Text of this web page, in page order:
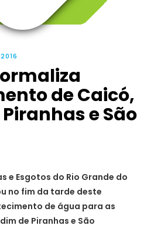
n
de Caicó,
e São
e Esgotos do Rio Grande do
no fim da tarde deste
de água para as
de Piranhas e São